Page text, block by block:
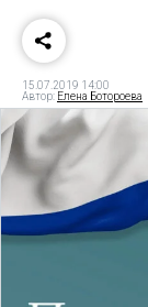
15.07.2019 14:00
Автор: Елена Ботороева